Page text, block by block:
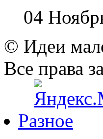
04
© Идеи
Все права
Разное